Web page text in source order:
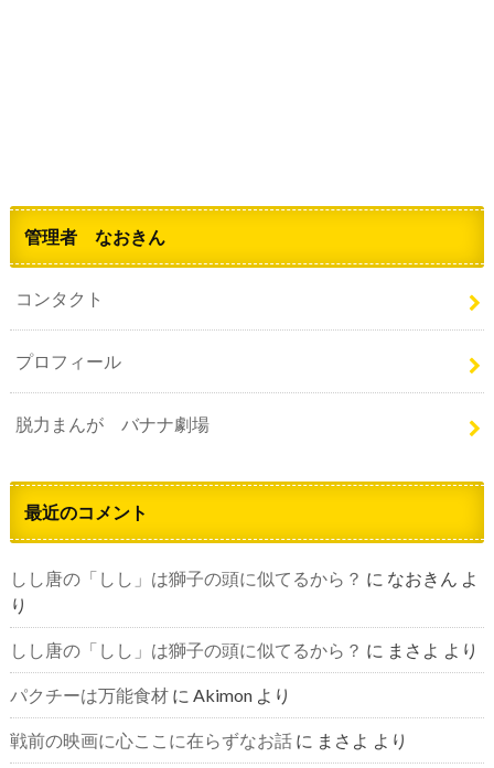
管理者 なおきん
コンタクト
プロフィール
脱力まんが バナナ劇場
最近のコメント
しし唐の「しし」は獅子の頭に似てるから？ に なおきん
よ
り
しし唐の「しし」は獅子の頭に似てるから？ に まさよ より
パクチーは万能食材に Akimonより
戦前の映画に心ここに在らずなお話に まさよ より